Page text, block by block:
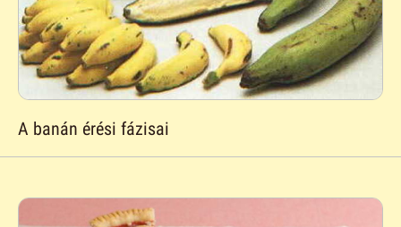
A banán érési fázisai